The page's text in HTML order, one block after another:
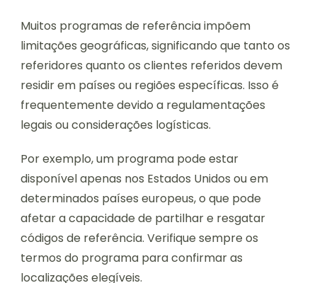
Muitos programas de referência impõem
limitações geográficas, significando que tanto os
referidores quanto os clientes referidos devem
residir em países ou regiões específicas. Isso é
frequentemente devido a regulamentações
legais ou considerações logísticas.
Por exemplo, um programa pode estar
disponível apenas nos Estados Unidos ou em
determinados países europeus, o que pode
afetar a capacidade de partilhar e resgatar
códigos de referência. Verifique sempre os
termos do programa para confirmar as
localizações elegíveis.